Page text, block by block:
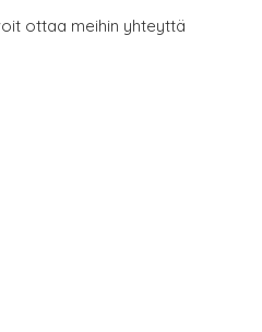
ottaa meihin yhteyttä